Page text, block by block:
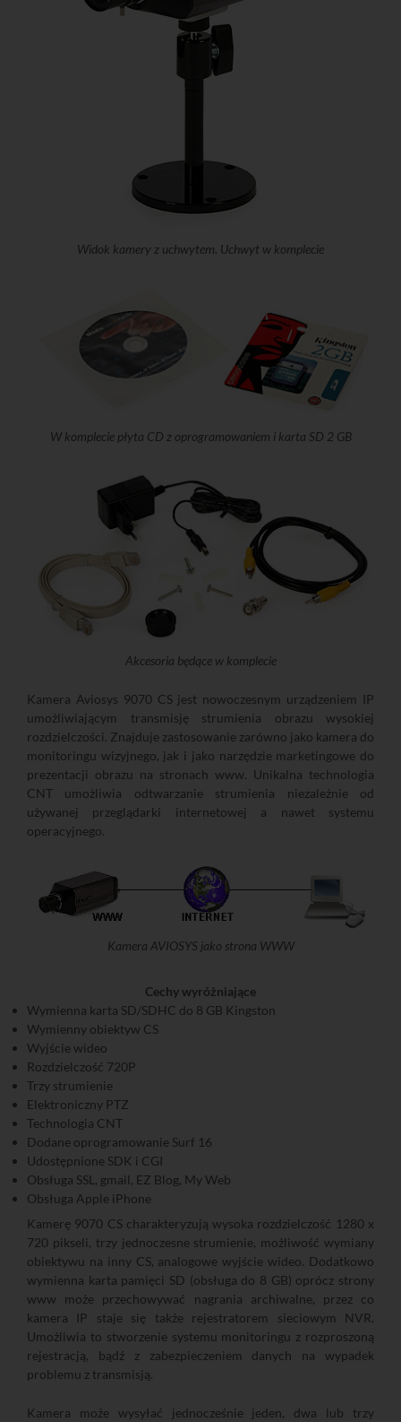
Widok kamery z uchwytem. Uchwyt w komplecie
W komplecie płyta CD z oprogramowaniem i karta SD 2 GB
Akcesoria będące w komplecie
Kamera Aviosys 9070 CS jest nowoczesnym urządzeniem IP
umożliwiającym transmisję strumienia obrazu wysokiej
rozdzielczości. Znajduje zastosowanie zarówno jako kamera do
monitoringu wizyjnego, jak i jako narzędzie marketingowe do
prezentacji obrazu na stronach www. Unikalna technologia
CNT umożliwia odtwarzanie strumienia niezależnie od
używanej przeglądarki internetowej a nawet systemu
operacyjnego.
Kamera AVIOSYS jako strona WWW
Cechy wyróżniające
Wymienna karta SD/SDHC do 8 GB Kingston
Wymienny obiektyw CS
Wyjście wideo
Rozdzielczość 720P
Trzy strumienie
Elektroniczny PTZ
Technologia CNT
Dodane oprogramowanie Surf 16
Udostępnione SDK i CGI
Obsługa SSL, gmail, EZ Blog, My Web
Obsługa Apple iPhone
Kamerę 9070 CS charakteryzują wysoka rozdzielczość 1280 x
720 pikseli, trzy jednoczesne strumienie, możliwość wymiany
obiektywu na inny CS, analogowe wyjście wideo. Dodatkowo
wymienna karta pamięci SD (obsługa do 8 GB) oprócz strony
www może przechowywać nagrania archiwalne, przez co
kamera IP staje się także rejestratorem sieciowym NVR.
Umożliwia to stworzenie systemu monitoringu z rozproszoną
rejestracją, bądź z zabezpieczeniem danych na wypadek
problemu z transmisją.
Kamera może wysyłać jednocześnie jeden, dwa lub trzy